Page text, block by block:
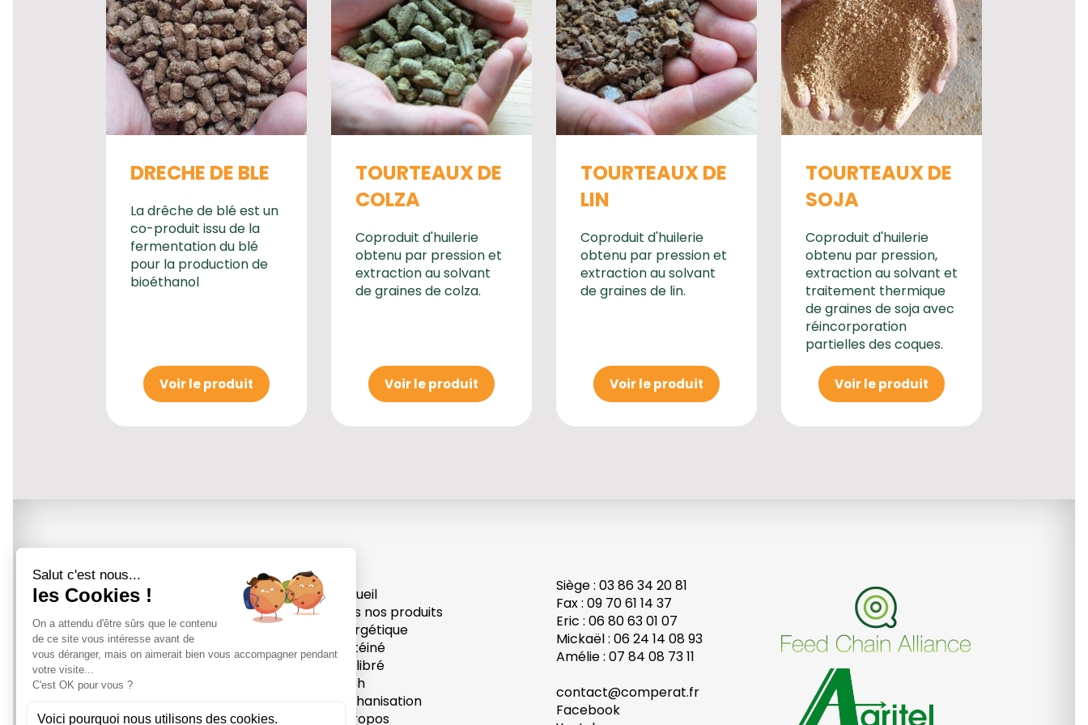
DRECHE DE BLE
La drêche de blé est un
co-produit issu de la
fermentation du blé
pour la production de
bioéthanol
Voir le produit
TOURTEAUX DE
COLZA
Coproduit d'huilerie
obtenu par pression et
extraction au solvant
de graines de colza.
Voir le produit
TOURTEAUX DE
LIN
Coproduit d'huilerie
obtenu par pression et
extraction au solvant
de graines de lin.
Voir le produit
TOURTEAUX DE
SOJA
Coproduit d'huilerie
obtenu par pression,
extraction au solvant et
traitement thermique
de graines de soja avec
réincorporation
partielles des coques.
Voir le produit
Accueil
Tous nos produits
Énergétique
Protéiné
Équilibré
Mash
Méthanisation
À propos
Siège : 03 86 34 20 81
Fax : 09 70 61 14 37
Eric : 06 80 63 01 07
Mickaël : 06 24 14 08 93
Amélie : 07 84 08 73 11
contact@comperat.fr
Facebook